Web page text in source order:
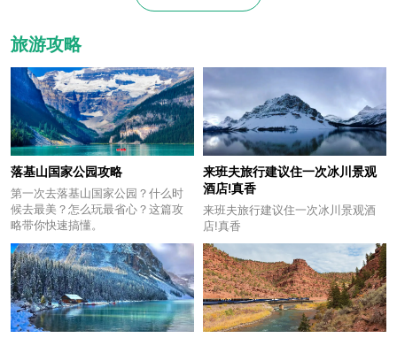
旅游攻略
落基山国家公园攻略
第一次去落基山国家公园？什么时
候去最美？怎么玩最省心？这篇攻
略带你快速搞懂。
来班夫旅行建议住一次冰川景观
酒店!真香
来班夫旅行建议住一次冰川景观酒
店!真香